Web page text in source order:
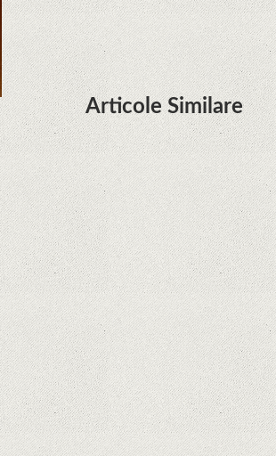
decât credeam; Are cameră
telephoto cu zoom optic variabil
Articole Similare
Descoperire remarcabilă. Genomul
uman nu mai are secrete
iPhone 12 Mini, bijuteria - TECH
REVIEW
Apple cedează, în sfârșit. Piese de
schimb pentru iPhone și Mac, puse
în vânzare